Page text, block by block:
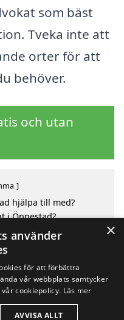
som bäst
Tveka inte att
orter för att
behöver.
och utan
hjälpa till med?
i Önnestad?
i Önnestad
de omgivande
Aps
×
använder
för att förbättra
vår webbplats samtycker
cookiepolicy. Läs mer
AVVISA ALLT